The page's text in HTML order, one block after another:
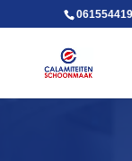
voor in de body